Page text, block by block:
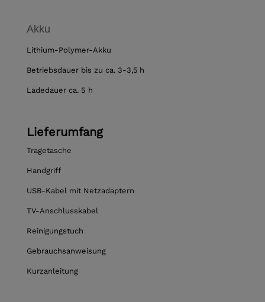
Akku
Lithium-Polymer-Akku
Betriebsdauer bis zu ca. 3-3,5 h
Ladedauer ca. 5 h
Lieferumfang
Tragetasche
Handgriff
USB-Kabel mit Netzadaptern
TV-Anschlusskabel
Reinigungstuch
Gebrauchsanweisung
Kurzanleitung